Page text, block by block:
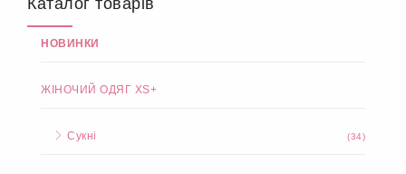
НОВИНКИ
ЖІНОЧИЙ ОДЯГ XS+
Сукні (34)